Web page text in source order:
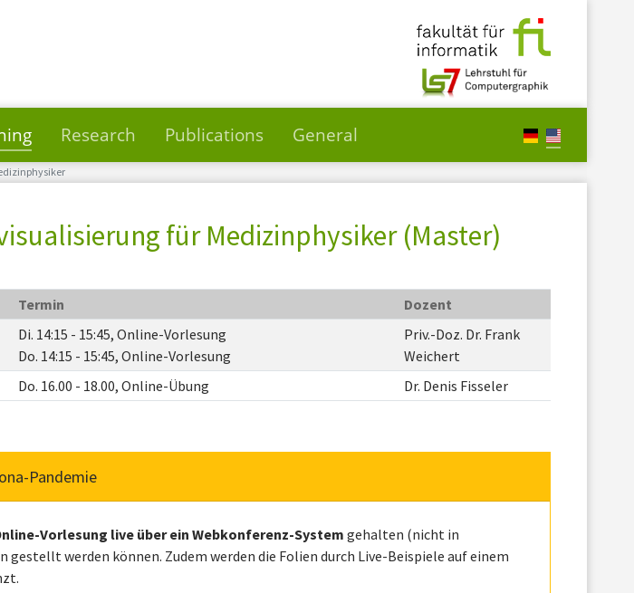
Research Publications General
für Medizinphysiker (Master)
Termin
Dozent
Di. 14:15 - 15:45, Online-Vorlesung
Do. 14:15 - 15:45, Online-Vorlesung
Priv.-Doz. Dr. Frank
Weichert
Do. 16.00 - 18.00, Online-Übung Dr. Denis Fisseler
Pandemie
Vorlesung live über ein Webkonferenz-System gehalten (nicht in
gestellt werden können. Zudem werden die Folien durch Live-Beispiele auf einem